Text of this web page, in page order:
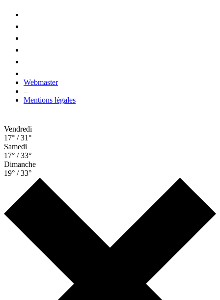
Webmaster
–
Mentions légales
Vendredi
17° / 31°
Samedi
17° / 33°
Dimanche
19° / 33°